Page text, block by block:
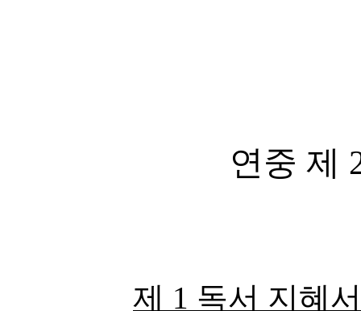
연중 제
제 1 독서 지혜